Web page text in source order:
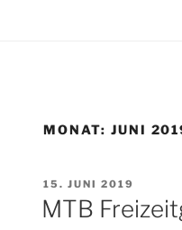
MONAT: JUNI
VERÖFFENTLICHT
AM
15. JUNI 2019
MTB